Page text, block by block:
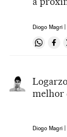
Diogo Magri
melhor
Diogo Magri